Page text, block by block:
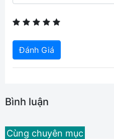
Đánh Giá
Bình luận
Cùng chuyên mục